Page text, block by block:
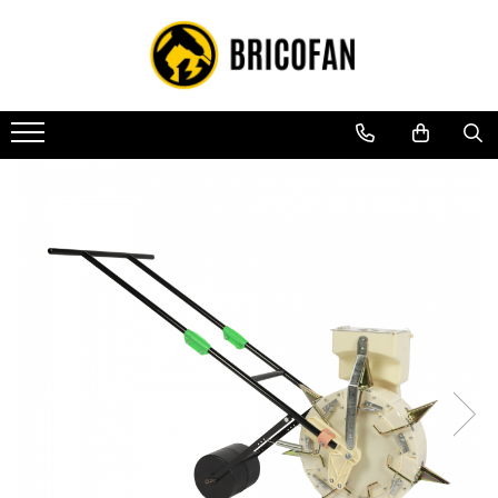
Toate Produsele
Vehicule electrice
Atv
Masini electrice
Piese de schimb vehicule electrice